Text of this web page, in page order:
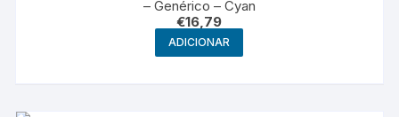
– Genérico – Cyan
€16,79
ADICIONAR